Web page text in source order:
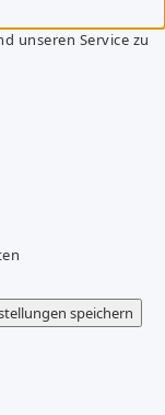
unseren Service zu
speichern